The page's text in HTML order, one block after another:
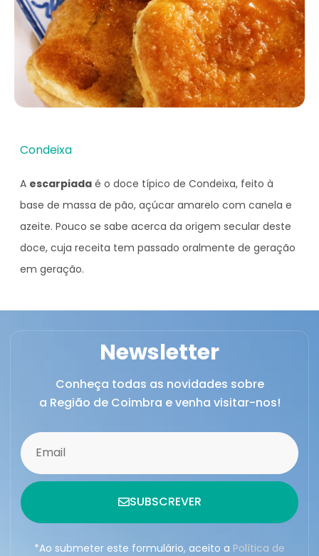
Condeixa
A escarpiada é o doce típico de Condeixa, feito à
base de massa de pão, açúcar amarelo com canela e
azeite. Pouco se sabe acerca da origem secular deste
doce, cuja receita tem passado oralmente de geração
em geração.
Newsletter
Conheça todas as novidades sobre
a Região de Coimbra e venha visitar-nos!
SUBSCREVER
*Ao submeter este formulário, aceito a Política de